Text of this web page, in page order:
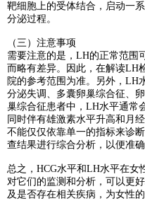
靶细胞上的受体结合，启动一
分泌过程。
（三）注意事项
需要注意的是，LH的正常范围
而略有差异。因此，在解读LH
院的参考范围为准。另外，LH
分泌失调、多囊卵巢综合征、
巢综合征患者中，LH水平通常
同时伴有雄激素水平升高和月
不能仅仅依靠单一的指标来诊
查结果进行综合分析，以便准
总之，HCG水平和LH水平在女
对它们的监测和分析，可以更
及是否存在相关疾病，为女性